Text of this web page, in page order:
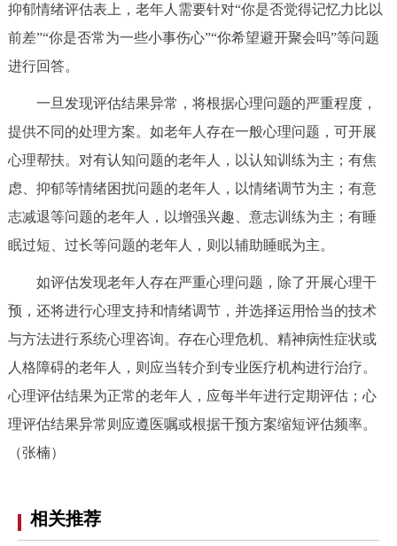
北京概况 十六区概览 人文北京
绿色北京 图说北京 视频北京
多语种
ENGLISH 한국어 日本語
DEUTSCH FRANÇAIS РУССКИЙ ЯЗЫК
ESPAÑOL العربية PORTUGUÊS
ITALIANO
抑郁情绪评估表上，老年人需要针对“你是否觉得记忆力比以
前差”“你是否常为一些小事伤心”“你希望避开聚会吗”等问题
进行回答。
一旦发现评估结果异常，将根据心理问题的严重程度，
提供不同的处理方案。如老年人存在一般心理问题，可开展
心理帮扶。对有认知问题的老年人，以认知训练为主；有焦
虑、抑郁等情绪困扰问题的老年人，以情绪调节为主；有意
志减退等问题的老年人，以增强兴趣、意志训练为主；有睡
眠过短、过长等问题的老年人，则以辅助睡眠为主。
如评估发现老年人存在严重心理问题，除了开展心理干
预，还将进行心理支持和情绪调节，并选择运用恰当的技术
与方法进行系统心理咨询。存在心理危机、精神病性症状或
人格障碍的老年人，则应当转介到专业医疗机构进行治疗。
心理评估结果为正常的老年人，应每半年进行定期评估；心
理评估结果异常则应遵医嘱或根据干预方案缩短评估频率。
（张楠）
相关推荐